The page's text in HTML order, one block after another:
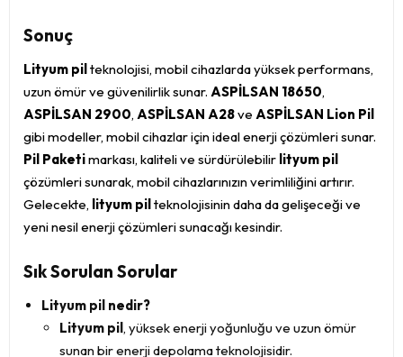
Sonuç
Lityum pilteknolojisi, mobil cihazlarda yüksek performans,
uzun ömür ve güvenilirlik sunar. ASPİLSAN 18650,
ASPİLSAN 2900, ASPİLSAN A28ve ASPİLSAN Lion Pil
gibi modeller, mobil cihazlar için ideal enerji çözümleri sunar.
Pil Paketimarkası, kaliteli ve sürdürülebilir lityum pil
çözümleri sunarak, mobil cihazlarınızın verimliliğini artırır.
Gelecekte, lityum pilteknolojisinin daha da gelişeceği ve
yeni nesil enerji çözümleri sunacağı kesindir.
Sık Sorulan Sorular
Lityum pil nedir?
Lityum pil, yüksek enerji yoğunluğu ve uzun ömür
sunan bir enerji depolama teknolojisidir.